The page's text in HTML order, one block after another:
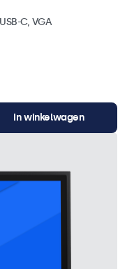
C, VGA
In winkelwagen